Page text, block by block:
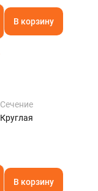
В корзину
Сечение
Круглая
В корзину